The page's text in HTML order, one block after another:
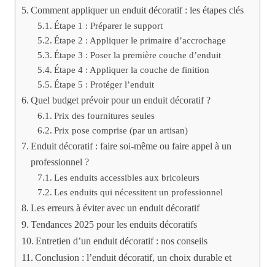
Comment appliquer un enduit décoratif : les étapes clés
Étape 1 : Préparer le support
Étape 2 : Appliquer le primaire d’accrochage
Étape 3 : Poser la première couche d’enduit
Étape 4 : Appliquer la couche de finition
Étape 5 : Protéger l’enduit
Quel budget prévoir pour un enduit décoratif ?
Prix des fournitures seules
Prix pose comprise (par un artisan)
Enduit décoratif : faire soi-même ou faire appel à un
professionnel ?
Les enduits accessibles aux bricoleurs
Les enduits qui nécessitent un professionnel
Les erreurs à éviter avec un enduit décoratif
Tendances 2025 pour les enduits décoratifs
Entretien d’un enduit décoratif : nos conseils
Conclusion : l’enduit décoratif, un choix durable et